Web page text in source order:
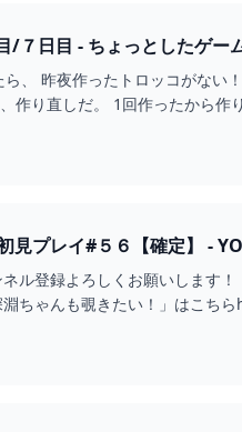
日目 - ちょっとしたゲー
、 昨夜作ったトロッコがない
り直しだ。 1回作ったから作
見プレイ#５６【確定】 -
ル登録よろしくお願いします
淵ちゃんも覗きたい！」はこ